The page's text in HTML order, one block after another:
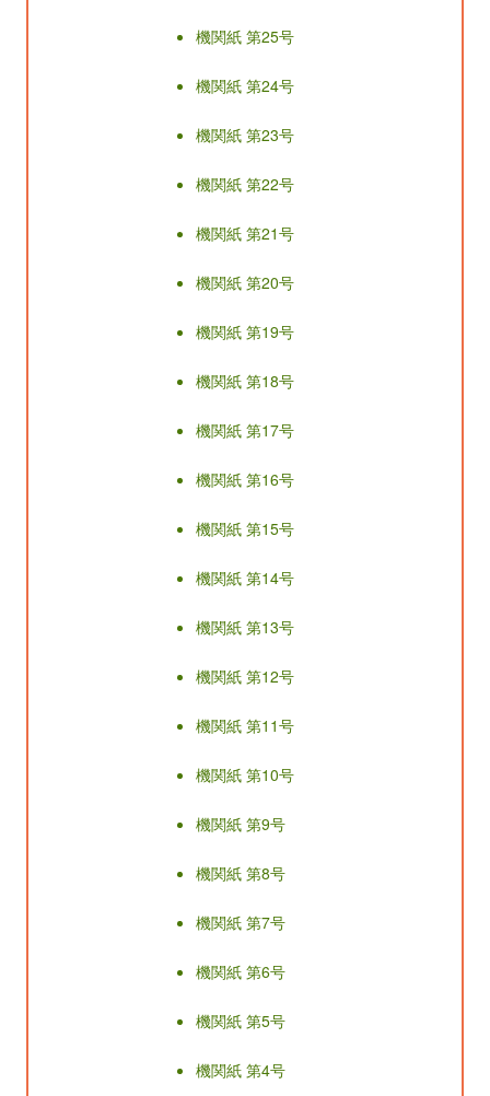
機関紙 第25号
機関紙 第24号
機関紙 第23号
機関紙 第22号
機関紙 第21号
機関紙 第20号
機関紙 第19号
機関紙 第18号
機関紙 第17号
機関紙 第16号
機関紙 第15号
機関紙 第14号
機関紙 第13号
機関紙 第12号
機関紙 第11号
機関紙 第10号
機関紙 第9号
機関紙 第8号
機関紙 第7号
機関紙 第6号
機関紙 第5号
機関紙 第4号